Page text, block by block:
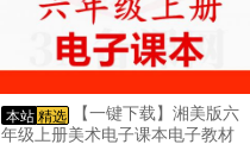
本站 精选
【一键下载】湘美版六
年级上册美术电子课本电子教材